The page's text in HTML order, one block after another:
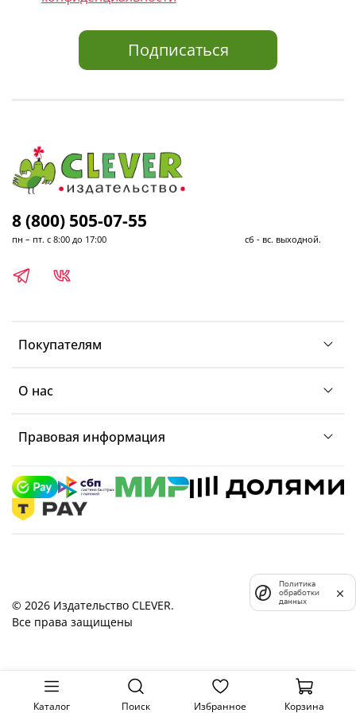
Подписаться
Покупателям
О нас
Правовая информация
8 (800) 505-07-55
пн – пт. с 8:00 до 17:00 сб - вс. выходной.
© 2026 Издательство CLEVER.
Все права защищены
Каталог Поиск Избранное Корзина
Политика
обработки
данных